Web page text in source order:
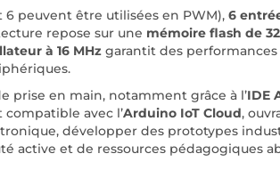
6 peuvent être utilisées en PWM), 6
repose sur une mémoire flash de
à 16 MHz garantit des
prise en main, notamment grâce à l’IDE
avec l’Arduino IoT Cloud,
développer des prototypes
active et de ressources pédagogiques